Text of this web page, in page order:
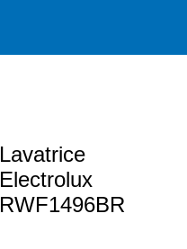
Lavatrice
Electrolux
RWF1496BR